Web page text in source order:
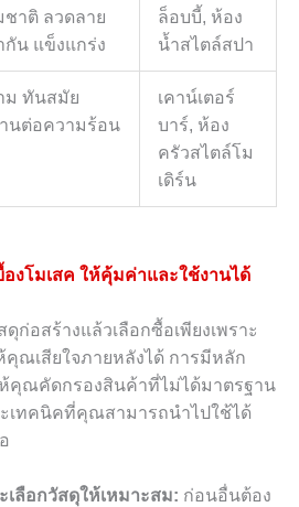
ชาติ ลวดลาย
กัน แข็งแกร่ง
ล็อบบี้, ห้อง
น้ำสไตล์สปา
ม ทันสมัย
นต่อความร้อน
เคาน์เตอร์
บาร์, ห้อง
ครัวสไตล์โม
เดิร์น
องโมเสค ให้คุ้มค่าและใช้งานได้
ก่อสร้างแล้วเลือกซื้อเพียงเพราะ
คุณเสียใจภายหลังได้ การมีหลัก
คุณคัดกรองสินค้าที่ไม่ได้มาตรฐาน
เทคนิคที่คุณสามารถนำไปใช้ได้
เลือกวัสดุให้เหมาะสม: ก่อนอื่นต้อง